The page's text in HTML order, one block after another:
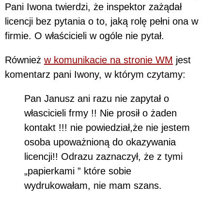
Pani Iwona twierdzi, że inspektor zażądał
licencji bez pytania o to, jaką rolę pełni ona w
firmie. O właścicieli w ogóle nie pytał.
Również w komunikacie na stronie WM jest
komentarz pani Iwony, w którym czytamy:
Pan Janusz ani razu nie zapytał o
włascicieli frmy !! Nie prosił o żaden
kontakt !!! nie powiedział,że nie jestem
osoba upoważnioną do okazywania
licencji!! Odrazu zaznaczył, że z tymi
„papierkami ” które sobie
wydrukowałam, nie mam szans.